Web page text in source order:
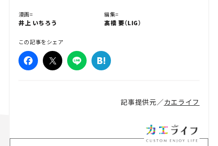
漫画=
井上 いちろう
編集=
髙橋 要（LIG）
この記事をシェア
記事提供元／カエライフ